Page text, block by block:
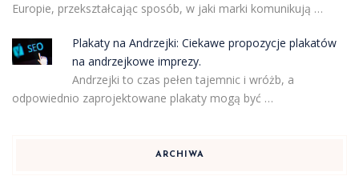
Europie, przekształcając sposób, w jaki marki komunikują …
Plakaty na Andrzejki: Ciekawe propozycje plakatów
na andrzejkowe imprezy.
Andrzejki to czas pełen tajemnic i wróżb, a
odpowiednio zaprojektowane plakaty mogą być …
ARCHIWA